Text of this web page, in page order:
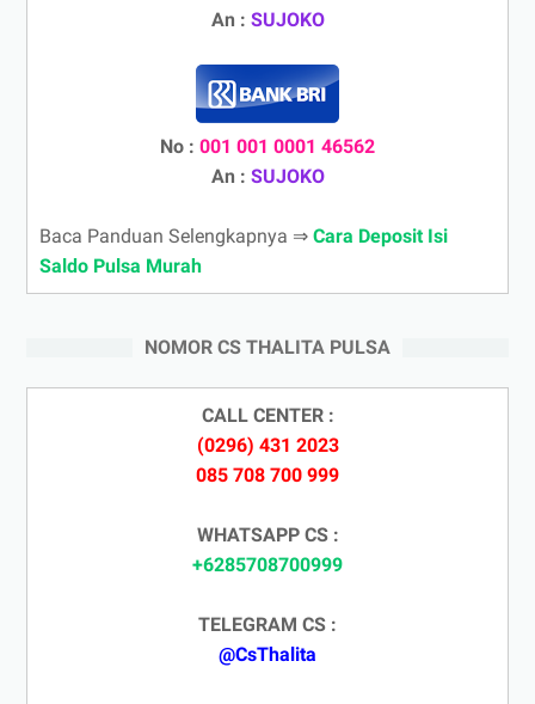
An : SUJOKO
No : 001 001 0001 46562
An : SUJOKO
Baca Panduan Selengkapnya ⇒ Cara Deposit Isi
Saldo Pulsa Murah
NOMOR CS THALITA PULSA
CALL CENTER :
(0296) 431 2023
085 708 700 999
WHATSAPP CS :
+6285708700999
TELEGRAM CS :
@CsThalita